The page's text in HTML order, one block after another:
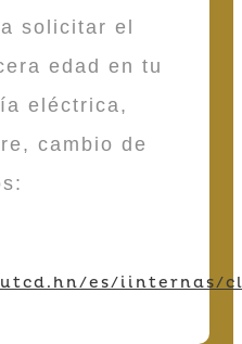
solicitar el
edad en tu
eléctrica,
cambio de
es/iinternas/